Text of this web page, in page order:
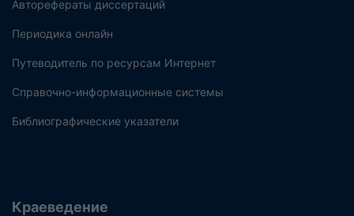
Авторефераты диссертаций
Периодика онлайн
Путеводитель по ресурсам Интернет
Справочно-информационные системы
Библиографические указатели
Краеведение